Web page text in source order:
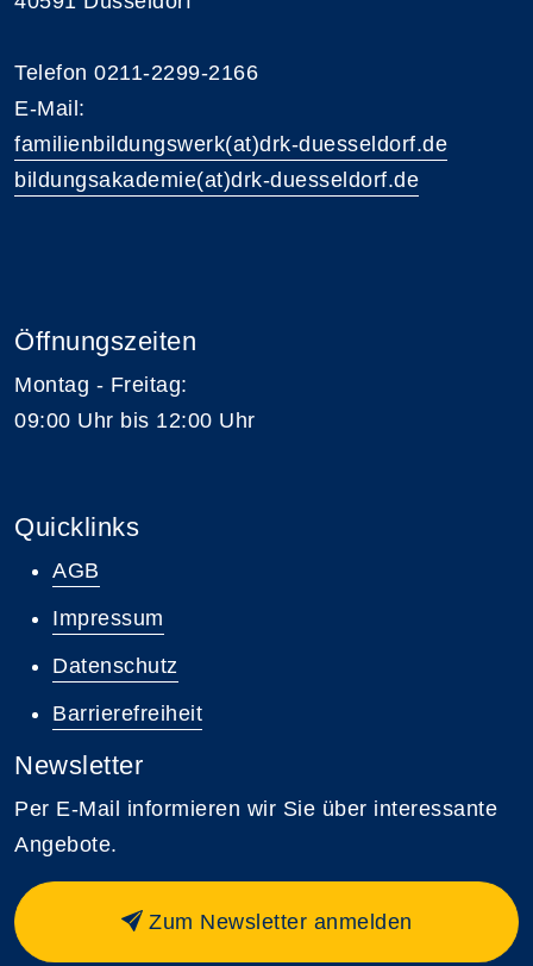
Telefon 0211-2299-2166
E-Mail:
familienbildungswerk(at)drk-duesseldorf.de
bildungsakademie(at)drk-duesseldorf.de
Öffnungszeiten
Montag - Freitag:
09:00 Uhr bis 12:00 Uhr
Quicklinks
AGB
Impressum
Datenschutz
Barrierefreiheit
Newsletter
Per E-Mail informieren wir Sie über interessante
Angebote.
Zum Newsletter anmelden